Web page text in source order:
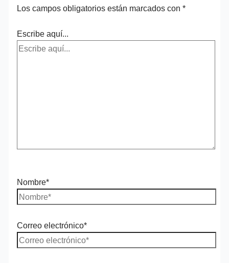
Los campos obligatorios están marcados con*
Escribe aquí...
Nombre*
Correo electrónico*